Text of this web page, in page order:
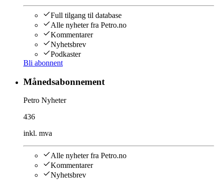
Full tilgang til database
Alle nyheter fra Petro.no
Kommentarer
Nyhetsbrev
Podkaster
Bli abonnent
Månedsabonnement
Petro Nyheter
436
inkl. mva
Alle nyheter fra Petro.no
Kommentarer
Nyhetsbrev